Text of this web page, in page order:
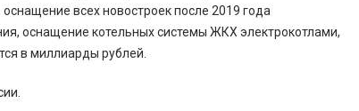
всех новостроек после 2019 года
оснащение котельных системы ЖКХ электрокотлами,
в миллиарды рублей.